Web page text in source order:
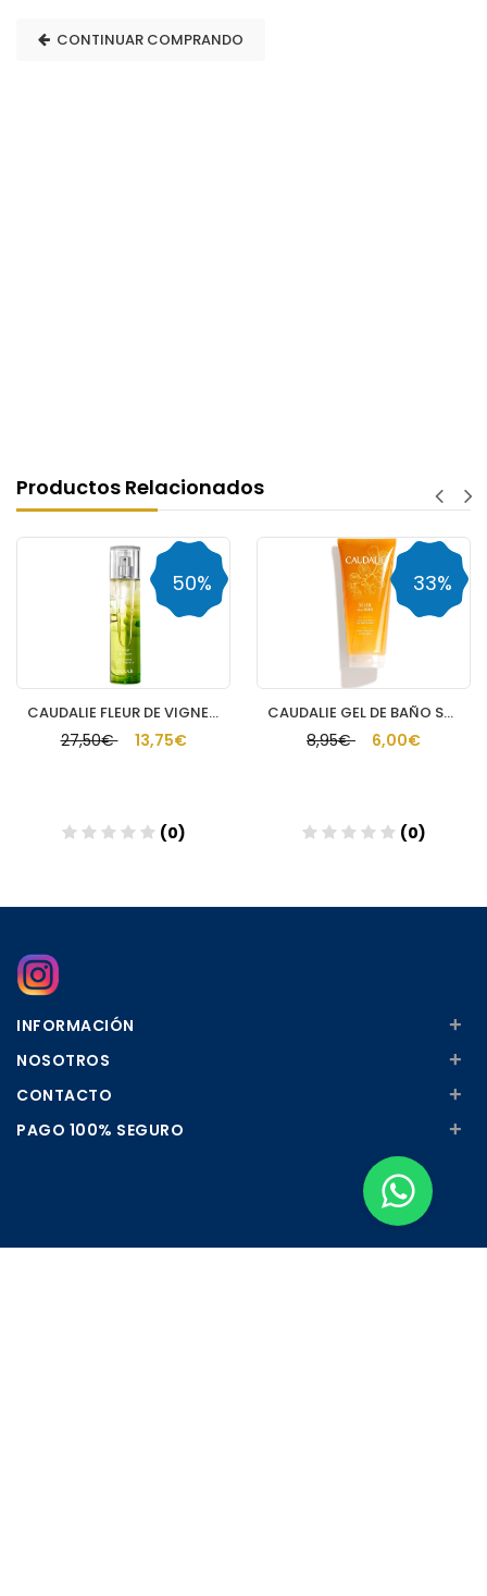
CONTINUAR COMPRANDO
Productos Relacionados
CAUDALIE FLEUR DE VIGNE AGUA REFRESCANTE 50 ML
27,50€ 13,75€
50%
(0)
CAUDALIE GEL DE BAÑO SOLEIL DES VIGNES
8,95€ 6,00€
33%
(0)
INFORMACIÓN +
NOSOTROS +
CONTACTO +
PAGO 100% SEGURO +